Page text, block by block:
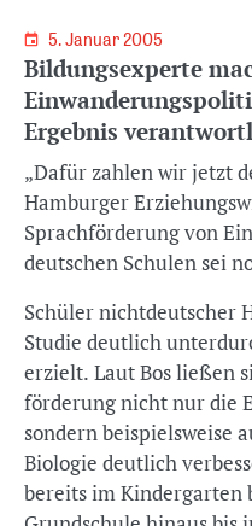
5. Januar 2005
Bildungsexperte
Ergebnis
„Dafür zahlen wir jetzt
Hamburger
Sprachförderung von
deutschen Schulen sei
Schüler nichtdeutscher
Studie deutlich
erzielt. Laut Bos ließen
förderung nicht nur die
sondern beispielsweise
Biologie deutlich
bereits im Kindergarten